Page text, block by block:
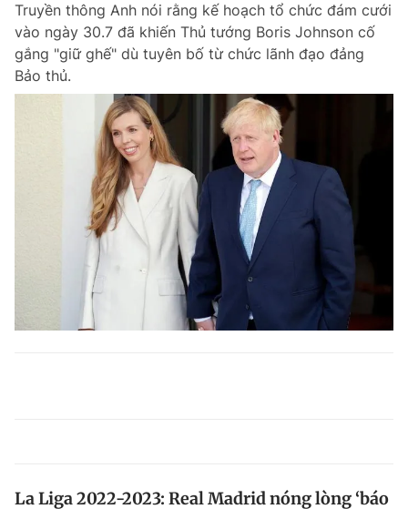
Truyền thông Anh nói rằng kế hoạch tổ chức đám cưới
vào ngày 30.7 đã khiến Thủ tướng Boris Johnson cố
gắng "giữ ghế" dù tuyên bố từ chức lãnh đạo đảng
Bảo thủ.
La Liga 2022-2023: Real Madrid nóng lòng ‘báo